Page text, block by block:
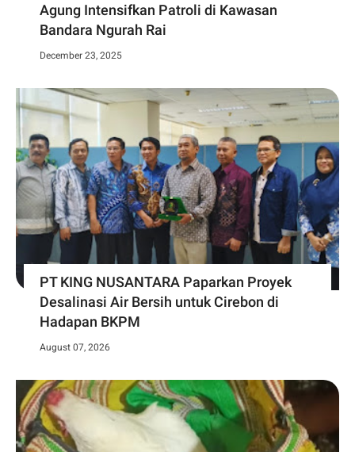
Agung Intensifkan Patroli di Kawasan
Bandara Ngurah Rai
December 23, 2025
PT KING NUSANTARA Paparkan Proyek
Desalinasi Air Bersih untuk Cirebon di
Hadapan BKPM
August 07, 2026